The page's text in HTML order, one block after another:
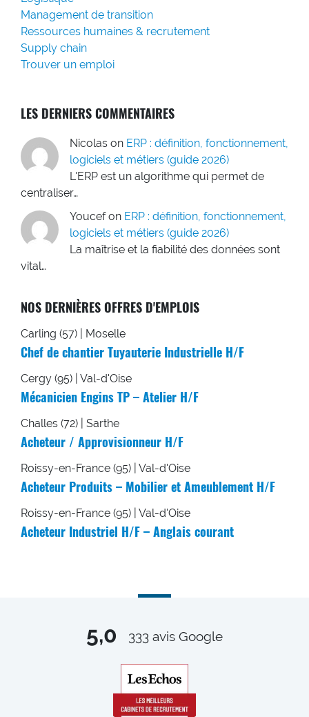
Management de transition
Ressources humaines & recrutement
Supply chain
Trouver un emploi
LES DERNIERS COMMENTAIRES
Nicolas on ERP : définition, fonctionnement,
logiciels et métiers (guide 2026)
L'ERP est un algorithme qui permet de
centraliser…
Youcef on ERP : définition, fonctionnement,
logiciels et métiers (guide 2026)
La maîtrise et la fiabilité des données sont
vital…
NOS DERNIÈRES OFFRES D'EMPLOIS
Carling (57) | Moselle
Chef de chantier Tuyauterie Industrielle H/F
Cergy (95) | Val-d'Oise
Mécanicien Engins TP – Atelier H/F
Challes (72) | Sarthe
Acheteur / Approvisionneur H/F
Roissy-en-France (95) | Val-d'Oise
Acheteur Produits – Mobilier et Ameublement H/F
Roissy-en-France (95) | Val-d'Oise
Acheteur Industriel H/F – Anglais courant
5,0 333 avis Google